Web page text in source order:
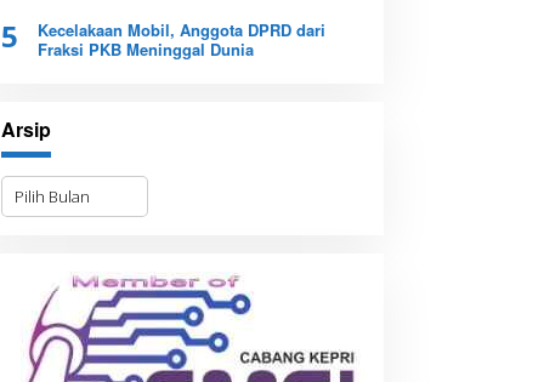
5
Kecelakaan Mobil, Anggota DPRD dari
Fraksi PKB Meninggal Dunia
Arsip
A
s